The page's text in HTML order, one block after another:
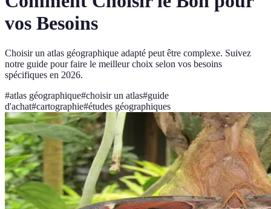
vos Besoins
Choisir un atlas géographique adapté peut être complexe. Suivez
notre guide pour faire le meilleur choix selon vos besoins
spécifiques en 2026.
#atlas géographique#choisir un atlas#guide
d'achat#cartographie#études géographiques